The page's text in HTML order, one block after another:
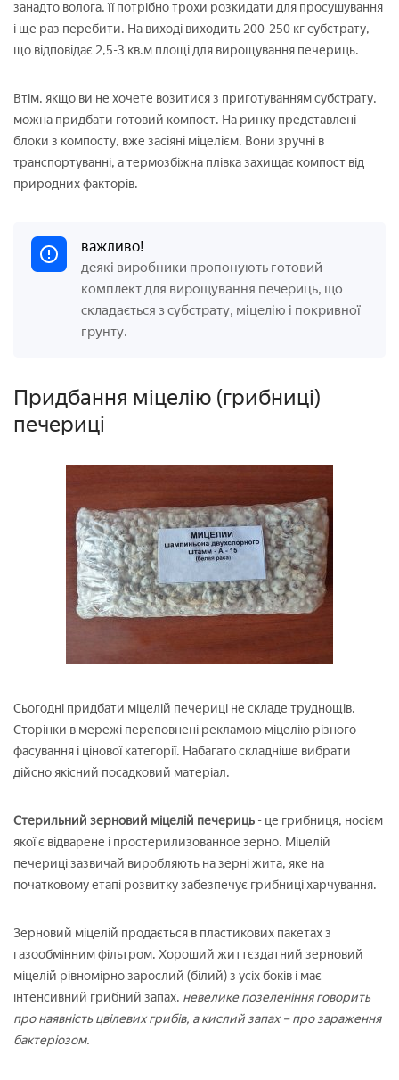
занадто волога, її потрібно трохи розкидати для просушування
і ще раз перебити. На виході виходить 200-250 кг субстрату,
що відповідає 2,5-3 кв.м площі для вирощування печериць.
Втім, якщо ви не хочете возитися з приготуванням субстрату,
можна придбати готовий компост. На ринку представлені
блоки з компосту, вже засіяні міцелієм. Вони зручні в
транспортуванні, а термозбіжна плівка захищає компост від
природних факторів.
важливо!
деякі виробники пропонують готовий
комплект для вирощування печериць, що
складається з субстрату, міцелію і покривної
грунту.
Придбання міцелію (грибниці)
печериці
Сьогодні придбати міцелій печериці не складе труднощів.
Сторінки в мережі переповнені рекламою міцелію різного
фасування і цінової категорії. Набагато складніше вибрати
дійсно якісний посадковий матеріал.
Стерильний зерновий міцелій печериць - це грибниця, носієм
якої є відварене і простерилизованное зерно. Міцелій
печериці зазвичай виробляють на зерні жита, яке на
початковому етапі розвитку забезпечує грибниці харчування.
Зерновий міцелій продається в пластикових пакетах з
газообмінним фільтром. Хороший життєздатний зерновий
міцелій рівномірно зарослий (білий) з усіх боків і має
інтенсивний грибний запах. невелике позеленіння говорить
про наявність цвілевих грибів, а кислий запах – про зараження
бактеріозом.